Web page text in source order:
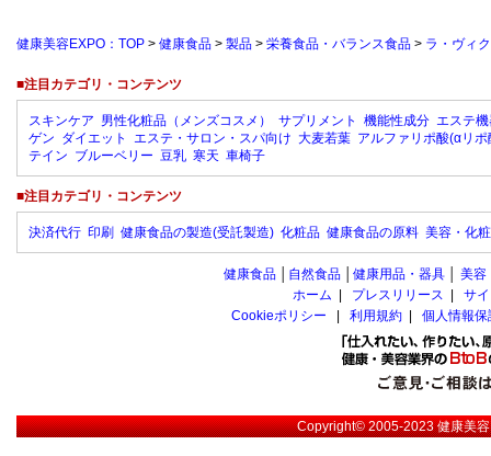
健康美容EXPO：TOP > 健康食品 > 製品 > 栄養食品・バランス食品 > ラ・ヴィ
■注目カテゴリ・コンテンツ
スキンケア 男性化粧品（メンズコスメ） サプリメント 機能性成分 エステ
ゲン ダイエット エステ・サロン・スパ向け 大麦若葉 アルファリポ酸(αリポ
テイン ブルーベリー 豆乳 寒天 車椅子
■注目カテゴリ・コンテンツ
決済代行 印刷 健康食品の製造(受託製造) 化粧品 健康食品の原料 美容・化
健康食品 自然食品 健康用品・器具 美容
ホーム
プレスリリース
サ
Cookieポリシー
利用規約 個人情報
Copyright© 2005-2023健康美